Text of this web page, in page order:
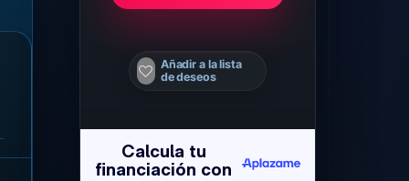
Añadir a la lista
de deseos